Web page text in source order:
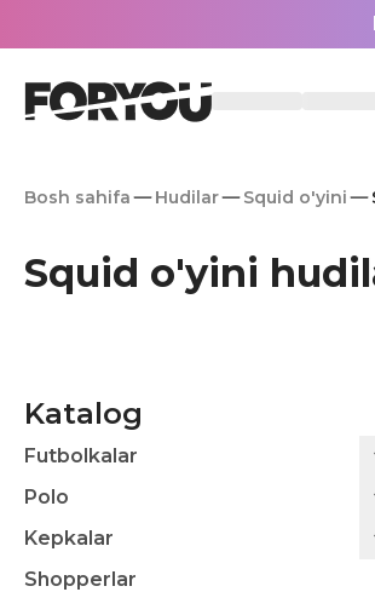
Bosh sahifa Hudilar Squid o'yini
Squid o'yini
Katalog
Futbolkalar
Polo
Kepkalar
Shopperlar